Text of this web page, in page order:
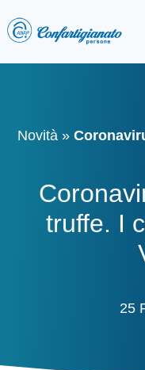
Novità »
truffe. I
25